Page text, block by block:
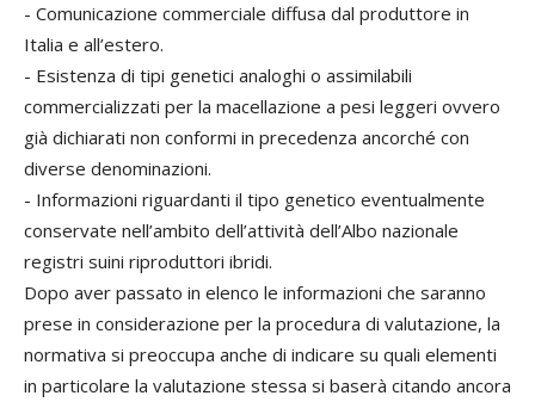
- Comunicazione commerciale diffusa dal produttore in
Italia e all’estero.
- Esistenza di tipi genetici analoghi o assimilabili
commercializzati per la macellazione a pesi leggeri ovvero
già dichiarati non conformi in precedenza ancorché con
diverse denominazioni.
- Informazioni riguardanti il tipo genetico eventualmente
conservate nell’ambito dell’attività dell’Albo nazionale
registri suini riproduttori ibridi.
Dopo aver passato in elenco le informazioni che saranno
prese in considerazione per la procedura di valutazione, la
normativa si preoccupa anche di indicare su quali elementi
in particolare la valutazione stessa si baserà citando ancora